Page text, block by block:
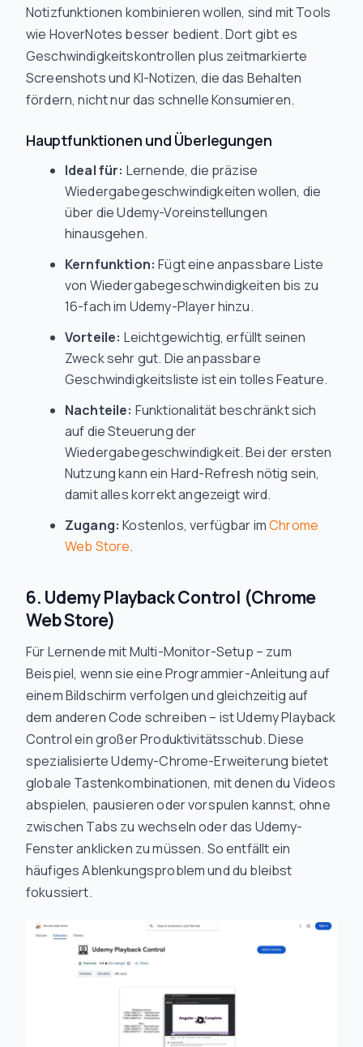
Notizfunktionen kombinieren wollen, sind mit Tools
wie HoverNotes besser bedient. Dort gibt es
Geschwindigkeitskontrollen plus zeitmarkierte
Screenshots und KI-Notizen, die das Behalten
fördern, nicht nur das schnelle Konsumieren.
Hauptfunktionen und Überlegungen
Ideal für: Lernende, die präzise
Wiedergabegeschwindigkeiten wollen, die
über die Udemy-Voreinstellungen
hinausgehen.
Kernfunktion: Fügt eine anpassbare Liste
von Wiedergabegeschwindigkeiten bis zu
16-fach im Udemy-Player hinzu.
Vorteile: Leichtgewichtig, erfüllt seinen
Zweck sehr gut. Die anpassbare
Geschwindigkeitsliste ist ein tolles Feature.
Nachteile: Funktionalität beschränkt sich
auf die Steuerung der
Wiedergabegeschwindigkeit. Bei der ersten
Nutzung kann ein Hard-Refresh nötig sein,
damit alles korrekt angezeigt wird.
Zugang: Kostenlos, verfügbar imChrome
Web Store.
6. Udemy Playback Control (Chrome
Web Store)
Für Lernende mit Multi-Monitor-Setup – zum
Beispiel, wenn sie eine Programmier-Anleitung auf
einem Bildschirm verfolgen und gleichzeitig auf
dem anderen Code schreiben – ist Udemy Playback
Control ein großer Produktivitätsschub. Diese
spezialisierte Udemy-Chrome-Erweiterung bietet
globale Tastenkombinationen, mit denen du Videos
abspielen, pausieren oder vorspulen kannst, ohne
zwischen Tabs zu wechseln oder das Udemy-
Fenster anklicken zu müssen. So entfällt ein
häufiges Ablenkungsproblem und du bleibst
fokussiert.